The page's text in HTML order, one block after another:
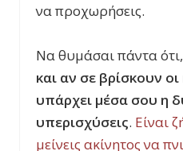
να προχωρήσεις.
Να θυμάσαι πάντα ότι,
και αν σε βρίσκουν
υπάρχει μέσα σου η
υπερισχύσεις. Είναι
μείνεις ακίνητος να